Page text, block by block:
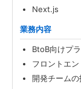
Next.js
業務内容
BtoB向けプ
フロントエ
開発チーム